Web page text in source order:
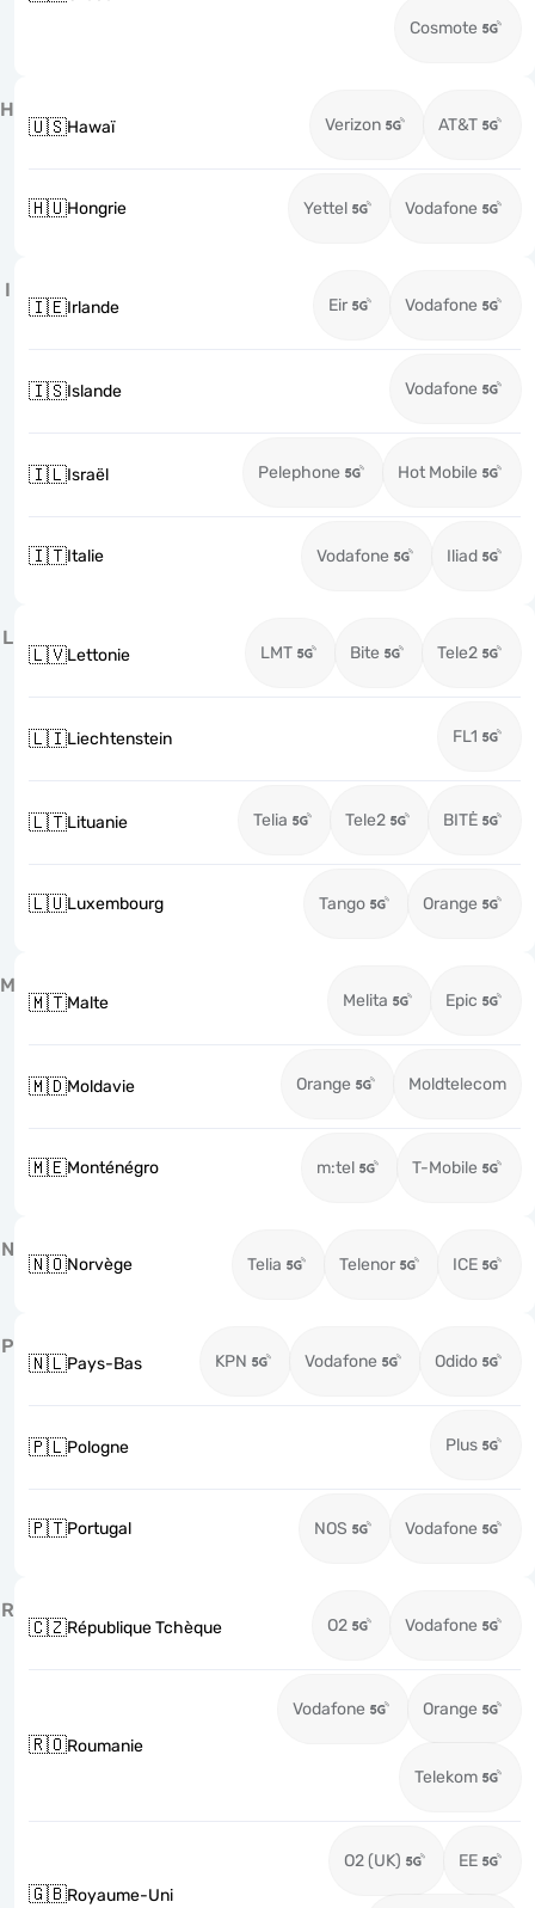
Cosmote
H
🇺🇸Hawaï Verizon AT&T
🇭🇺Hongrie Yettel Vodafone
I
🇮🇪Irlande Eir Vodafone
🇮🇸Islande Vodafone
🇮🇱Israël Pelephone Hot Mobile
🇮🇹Italie Vodafone Iliad
L
🇱🇻Lettonie LMT Bite Tele2
🇱🇮Liechtenstein FL1
🇱🇹Lituanie Telia Tele2 BITĖ
🇱🇺Luxembourg Tango Orange
M
🇲🇹Malte Melita Epic
🇲🇩Moldavie Orange Moldtelecom
🇲🇪Monténégro m:tel T-Mobile
N
🇳🇴Norvège Telia Telenor ICE
P
🇳🇱Pays-Bas KPN Vodafone Odido
🇵🇱Pologne Plus
🇵🇹Portugal NOS Vodafone
R
🇨🇿République Tchèque O2 Vodafone
🇷🇴Roumanie
Vodafone Orange
Telekom
🇬🇧Royaume-Uni
O2 (UK) EE